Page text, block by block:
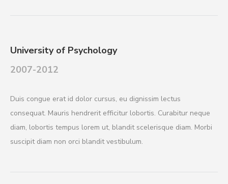
University of Psychology
2007-2012
Duis congue erat id dolor cursus, eu dignissim lectus
consequat. Mauris hendrerit efficitur lobortis. Curabitur neque
diam, lobortis tempus lorem ut, blandit scelerisque diam. Morbi
suscipit diam non orci blandit vestibulum.